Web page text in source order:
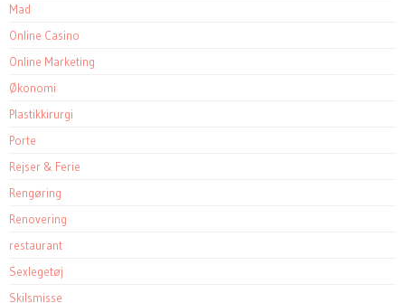
Mad
Online Casino
Online Marketing
Økonomi
Plastikkirurgi
Porte
Rejser & Ferie
Rengøring
Renovering
restaurant
Sexlegetøj
Skilsmisse